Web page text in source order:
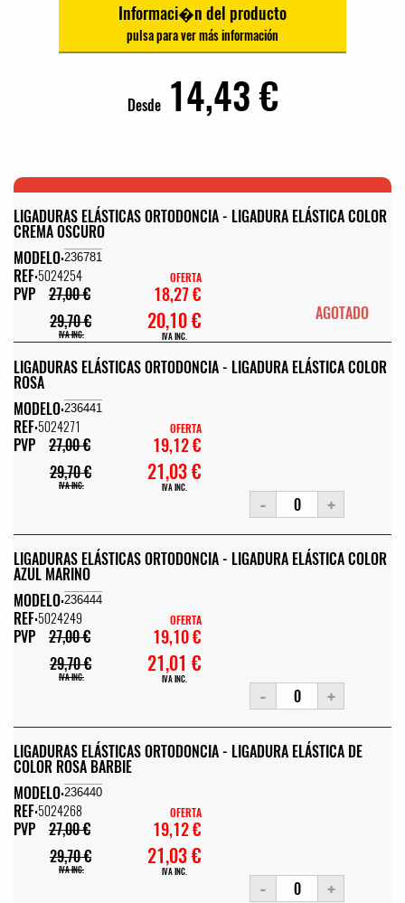
Informaci�n del producto
Desde 14,43 €
LIGADURAS ELÁSTICAS ORTODONCIA - LIGADURA ELÁSTICA COLOR
CREMA OSCURO
MODELO:236781
REF:5024254
PVP
27,00 €
29,70 €
IVA INC.
OFERTA
18,27 €
20,10 €
IVA INC.
AGOTADO
LIGADURAS ELÁSTICAS ORTODONCIA - LIGADURA ELÁSTICA COLOR
ROSA
MODELO:236441
REF:5024271
PVP
27,00 €
29,70 €
IVA INC.
OFERTA
19,12 €
21,03 €
IVA INC.
- +
LIGADURAS ELÁSTICAS ORTODONCIA - LIGADURA ELÁSTICA COLOR
AZUL MARINO
MODELO:236444
REF:5024249
PVP
27,00 €
29,70 €
IVA INC.
OFERTA
19,10 €
21,01 €
IVA INC.
- +
LIGADURAS ELÁSTICAS ORTODONCIA - LIGADURA ELÁSTICA DE
COLOR ROSA BARBIE
MODELO:236440
REF:5024268
PVP
27,00 €
29,70 €
IVA INC.
OFERTA
19,12 €
21,03 €
IVA INC.
- +